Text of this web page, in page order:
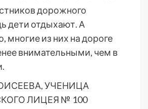
дорожного
дети отдыхают. А
многие из них на дороге
внимательными, чем в
УЧЕНИЦА
ЛИЦЕЯ № 100